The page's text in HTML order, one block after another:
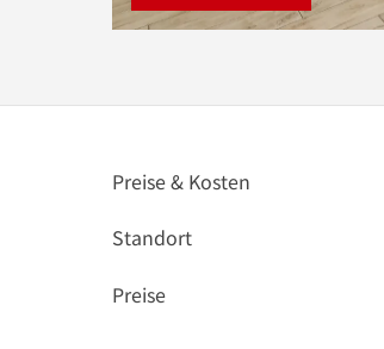
Preise & Kosten
Standort
Preise